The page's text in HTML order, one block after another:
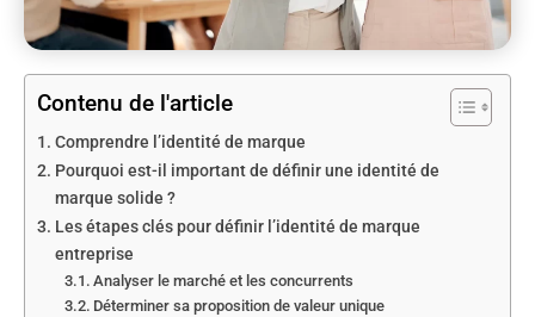
Contenu de l'article
Comprendre l’identité de marque
Pourquoi est-il important de définir une identité de
marque solide ?
Les étapes clés pour définir l’identité de marque
entreprise
Analyser le marché et les concurrents
Déterminer sa proposition de valeur unique